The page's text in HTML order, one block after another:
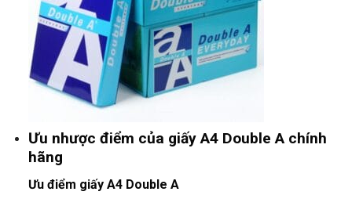
Ưu nhược điểm của giấy A4 Double A chính
hãng
Ưu điểm giấy A4 Double A